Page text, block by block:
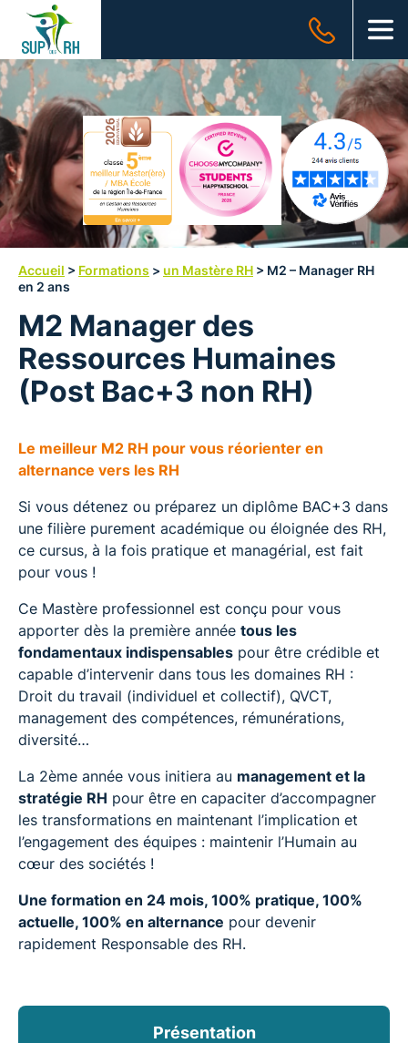
SUP
des
RH
Accueil > Formations > un Mastère RH > M2 – Manager RH
en 2 ans
M2 Manager des
Ressources Humaines
(Post Bac+3 non RH)
Le meilleur M2 RH pour vous réorienter en
alternance vers les RH
Si vous détenez ou préparez un diplôme BAC+3 dans
une filière purement académique ou éloignée des RH,
ce cursus, à la fois pratique et managérial, est fait
pour vous !
Ce Mastère professionnel est conçu pour vous
apporter dès la première année tous les
fondamentaux indispensables pour être crédible et
capable d’intervenir dans tous les domaines RH :
Droit du travail (individuel et collectif), QVCT,
management des compétences, rémunérations,
diversité…
La 2ème année vous initiera au management et la
stratégie RH pour être en capaciter d’accompagner
les transformations en maintenant l’implication et
l’engagement des équipes : maintenir l’Humain au
cœur des sociétés !
Une formation en 24 mois, 100% pratique, 100%
actuelle, 100% en alternance pour devenir
rapidement Responsable des RH.
Présentation